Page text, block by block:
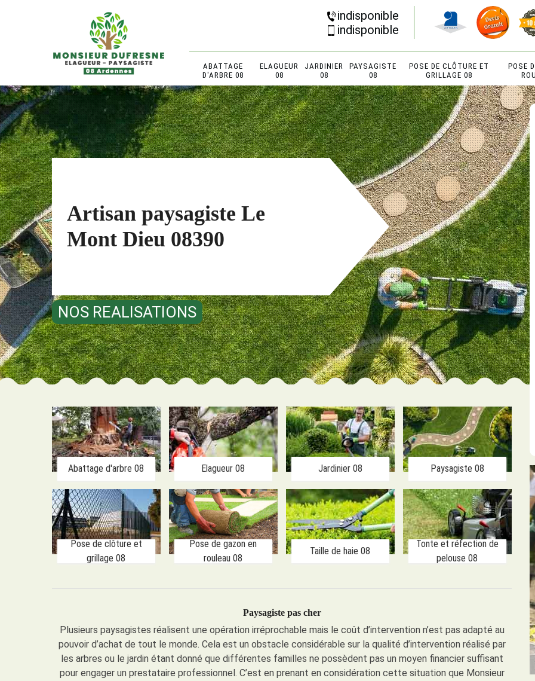
indisponible
indisponible
ABATTAGE
D'ARBRE 08
ELAGUEUR
08
JARDINIER
08
PAYSAGISTE
08
POSE DE CLÔTURE ET
GRILLAGE 08
POSE
Artisan paysagiste Le
Mont Dieu 08390
NOS REALISATIONS
Abattage d'arbre 08 Elagueur 08 Jardinier 08 Paysagiste 08
Pose de clôture et
grillage 08
Pose de gazon en
rouleau 08
Taille de haie 08
Tonte et réfection de
pelouse 08
Paysagiste pas cher
Plusieurs paysagistes réalisent une opération irréprochable mais le coût d’intervention n’est pas adapté au
pouvoir d’achat de tout le monde. Cela est un obstacle considérable sur la qualité d’intervention réalisé par
les arbres ou le jardin étant donné que différentes familles ne possèdent pas un moyen financier suffisant
pour engager un prestataire professionnel. C’est en prenant en considération cette situation que Monsieur